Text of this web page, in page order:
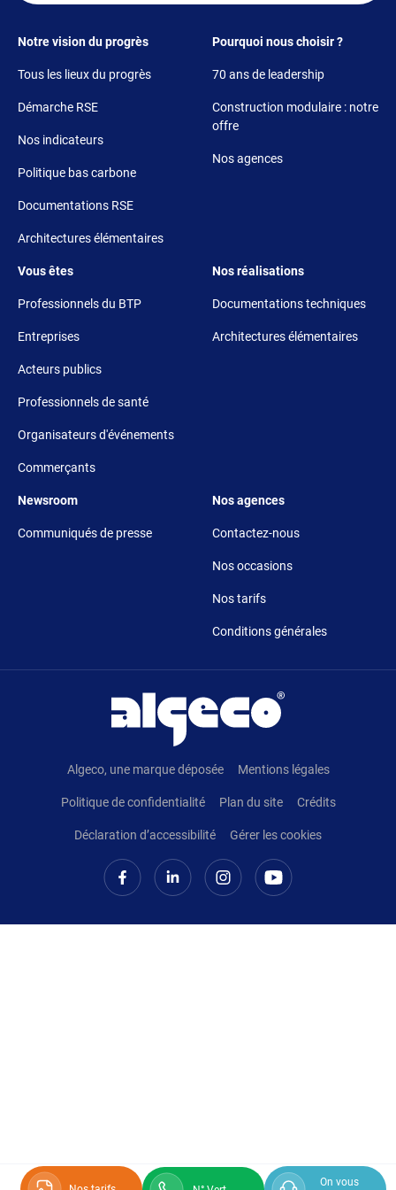
On vous
Footer 1
Notre vision du progrès
Tous les lieux du progrès
Démarche RSE
Nos indicateurs
Politique bas carbone
Documentations RSE
Architectures élémentaires
Footer 2
Pourquoi nous choisir ?
70 ans de leadership
Construction modulaire : notre
offre
Nos agences
Footer 3
Vous êtes
Professionnels du BTP
Entreprises
Acteurs publics
Professionnels de santé
Organisateurs d'événements
Commerçants
Footer 4
Nos réalisations
Documentations techniques
Architectures élémentaires
Footer 5
Newsroom
Communiqués de presse
Footer 6
Nos agences
Contactez-nous
Nos occasions
Nos tarifs
Conditions générales
Algeco, une marque déposée Mentions légales
Politique de confidentialité Plan du site Crédits
Déclaration d’accessibilité Gérer les cookies